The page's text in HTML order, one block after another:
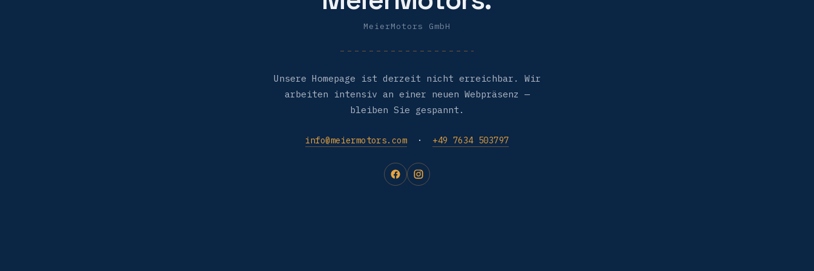
MeierMotors GmbH
Unsere Homepage ist derzeit nicht erreichbar. Wir
arbeiten intensiv an einer neuen Webpräsenz —
bleiben Sie gespannt.
info@meiermotors.com· +49 7634 503797